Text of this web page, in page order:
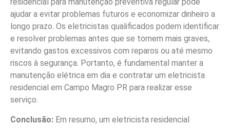
residencial para manutenção preventiva regular pode
ajudar a evitar problemas futuros e economizar dinheiro a
longo prazo. Os eletricistas qualificados podem identificar
e resolver problemas antes que se tornem mais graves,
evitando gastos excessivos com reparos ou até mesmo
riscos à segurança. Portanto, é fundamental manter a
manutenção elétrica em dia e contratar um eletricista
residencial em Campo Magro PR para realizar esse
serviço.
Conclusão: Em resumo, um eletricista residencial